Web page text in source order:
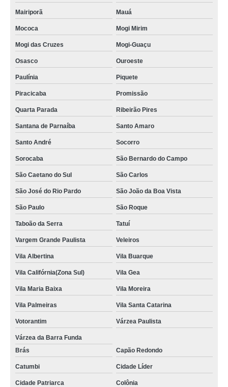
Mairiporã Mauá
Mococa Mogi Mirim
Mogi das Cruzes Mogi-Guaçu
Osasco Ouroeste
Paulínia Piquete
Piracicaba Promissão
Quarta Parada Ribeirão Pires
Santana de Parnaíba Santo Amaro
Santo André Socorro
Sorocaba São Bernardo do Campo
São Caetano do Sul São Carlos
São José do Rio Pardo São João da Boa Vista
São Paulo São Roque
Taboão da Serra Tatuí
Vargem Grande Paulista Veleiros
Vila Albertina Vila Buarque
Vila Califórnia(Zona Sul) Vila Gea
Vila Maria Baixa Vila Moreira
Vila Palmeiras Vila Santa Catarina
Votorantim Várzea Paulista
Várzea da Barra Funda
Brás
Capão Redondo
Catumbi Cidade Líder
Cidade Patriarca Colônia